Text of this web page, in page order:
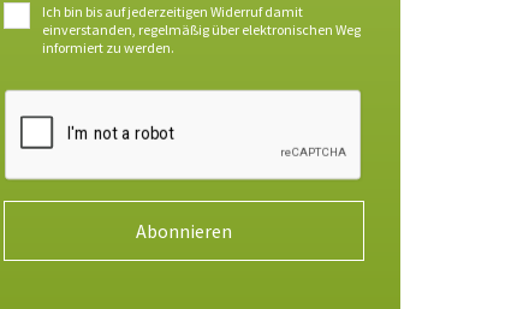
Ich bin bis auf jederzeitigen Widerruf damit
einverstanden, regelmäßig über elektronischen Weg
informiert zu werden.
Abonnieren